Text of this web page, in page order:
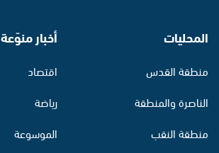
المحليات
منطقة القدس
الناصرة والمنطقة
منطقة النقب
أخبار منوّعة
اقتصاد
رياضة
الموسوعة